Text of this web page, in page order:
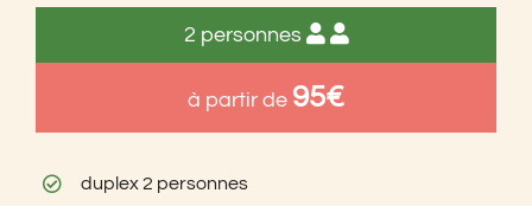
2 personnes
à partir de 95€
duplex 2 personnes